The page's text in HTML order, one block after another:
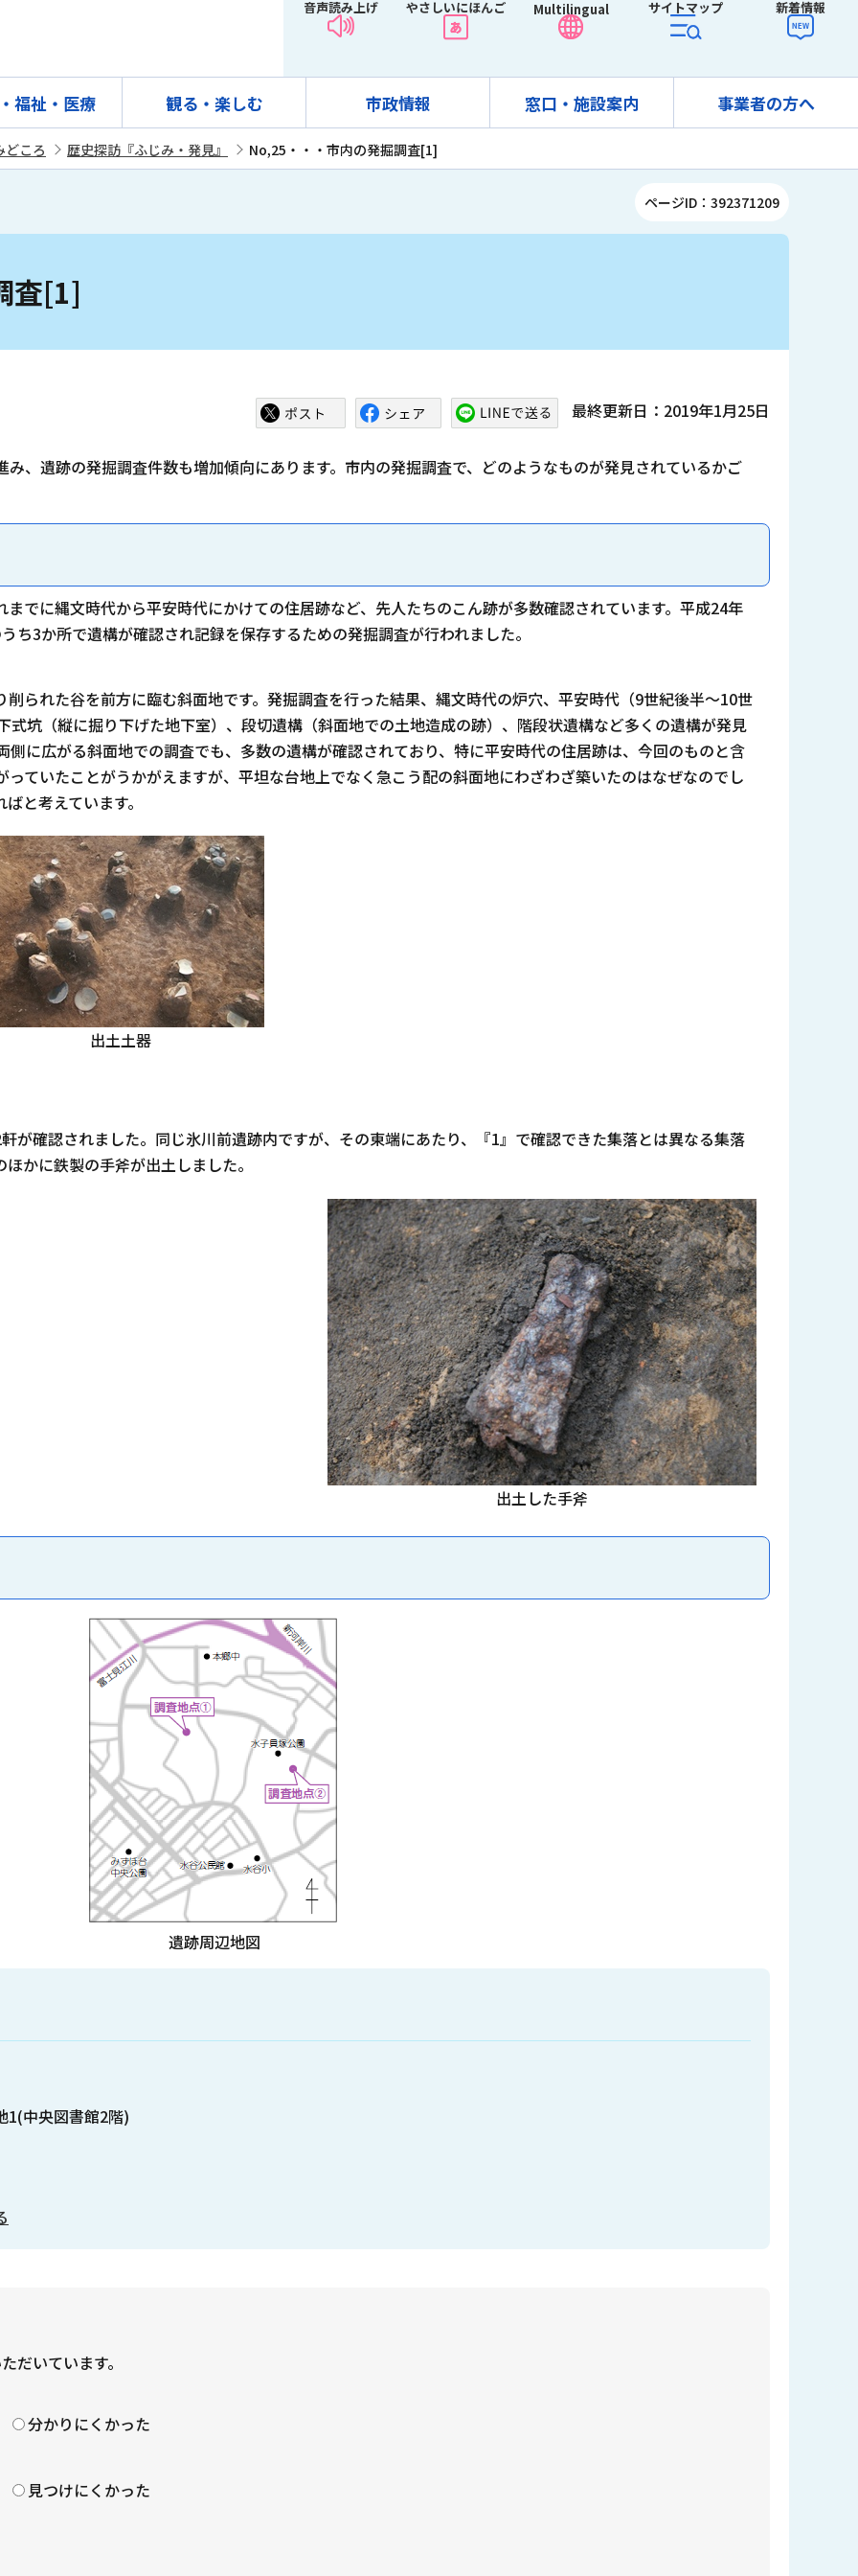
音声読み上げ やさしいにほんご Multilingual サイトマップ 新着情報
福祉・医療 観る・楽しむ 市政情報 窓口・施設案内 事業者の方へ
どころ 歴史探訪『ふじみ・発見』 No,25・・・市内の発掘調査[1]
ページID：392371209
査[1]
最終更新日：2019年1月25日
、遺跡の発掘調査件数も増加傾向にあります。市内の発掘調査で、どのようなものが発見されているかご
でに縄文時代から平安時代にかけての住居跡など、先人たちのこん跡が多数確認されています。平成24年
ち3か所で遺構が確認され記録を保存するための発掘調査が行われました。
られた谷を前方に臨む斜面地です。発掘調査を行った結果、縄文時代の炉穴、平安時代（9世紀後半～10世
坑（縦に掘り下げた地下室）、段切遺構（斜面地での土地造成の跡）、階段状遺構など多くの遺構が発見
に広がる斜面地での調査でも、多数の遺構が確認されており、特に平安時代の住居跡は、今回のものと含
ていたことがうかがえますが、平坦な台地上でなく急こう配の斜面地にわざわざ築いたのはなぜなのでし
と考えています。
出土土器
確認されました。同じ氷川前遺跡内ですが、その東端にあたり、『1』で確認できた集落とは異なる集落
かに鉄製の手斧が出土しました。
出土した手斧
遺跡周辺地図
中央図書館2階)
だいています。
分かりにくかった
見つけにくかった